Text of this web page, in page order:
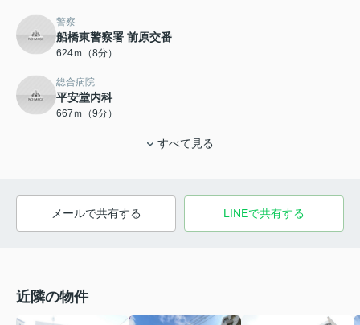
警察
船橋東警察署 前原交番
624ｍ（8分）
総合病院
平安堂内科
667ｍ（9分）
すべて見る
メールで共有する LINEで共有する
近隣の物件